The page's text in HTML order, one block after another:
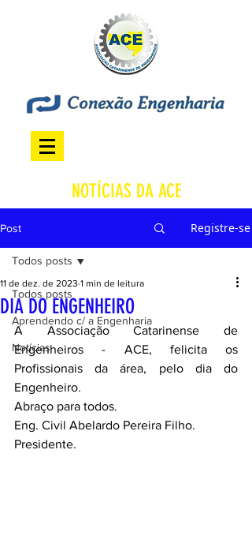
NOTÍCIAS DA ACE
Post Registre-se
Todos posts
Aprendendo c/ a Engenharia
Notícias
Todos posts
DIA DO ENGENHEIRO
11 de dez. de 2023 1 min de leitura
A Associação Catarinense de
Engenheiros - ACE, felicita os
Profissionais da área, pelo dia do
Engenheiro.
Abraço para todos.
Eng. Civil Abelardo Pereira Filho.
Presidente.